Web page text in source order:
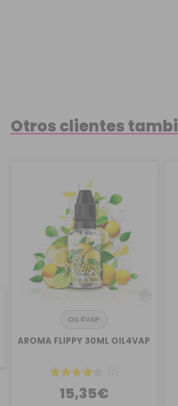
Otros clientes
OIL4VAP
AROMA FLIPPY 30ML OIL4VAP
(7)
15,35€